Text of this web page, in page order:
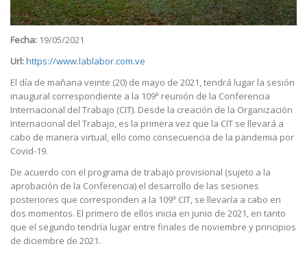
Fecha: 19/05/2021
Url:https://www.lablabor.com.ve
El día de mañana veinte (20) de mayo de 2021, tendrá lugar la sesión
inaugural correspondiente a la 109ª reunión de la Conferencia
Internacional del Trabajo (CIT). Desde la creación de la Organización
Internacional del Trabajo, es la primera vez que la CIT se llevará a
cabo de manera virtual, ello como consecuencia de la pandemia por
Covid-19.
De acuerdo con el programa de trabajo provisional (sujeto a la
aprobación de la Conferencia) el desarrollo de las sesiones
posteriores que corresponden a la 109ª CIT, se llevaría a cabo en
dos momentos. El primero de ellos inicia en junio de 2021, en tanto
que el segundo tendría lugar entre finales de noviembre y principios
de diciembre de 2021.